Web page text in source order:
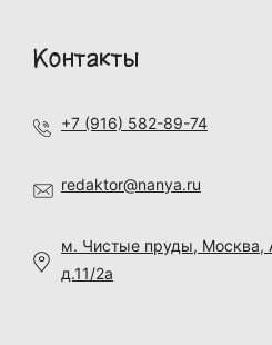
Контакты
+7 (916) 582-89-74
redaktor@nanya.ru
м. Чистые пруды, Москва,
д.11/2а